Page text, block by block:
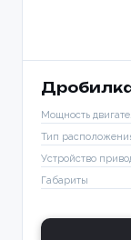
Мощность
Тип
Устройство
Габариты